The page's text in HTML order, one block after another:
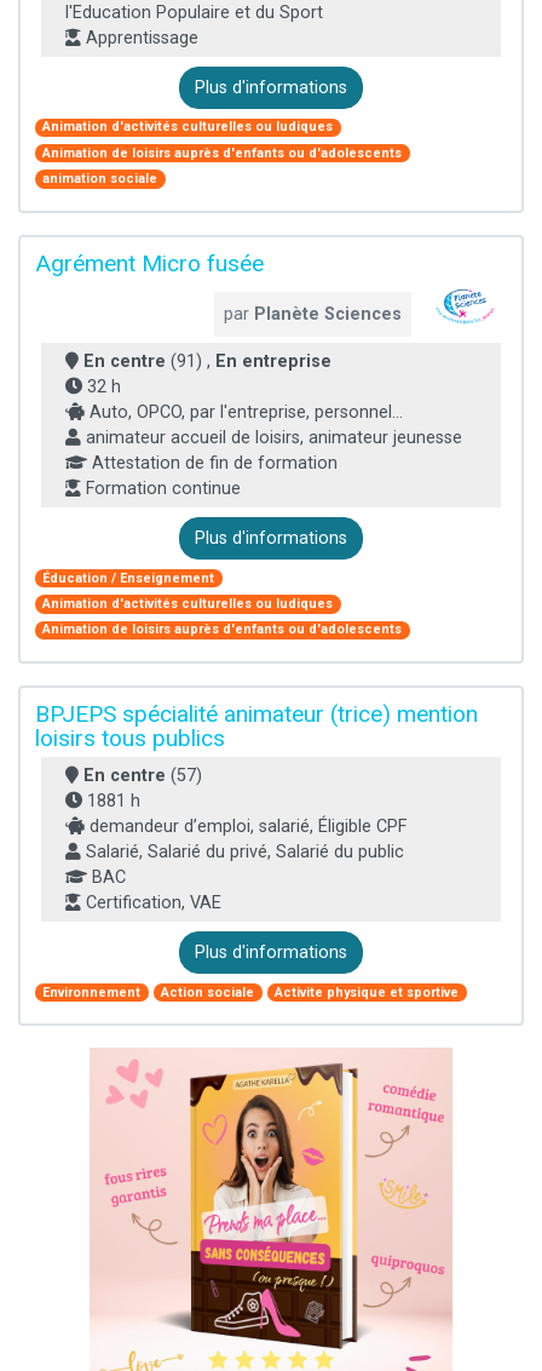
l'Education Populaire et du Sport
Apprentissage
Plus d'informations
Animation d'activités culturelles ou ludiques
Animation de loisirs auprès d'enfants ou d'adolescents
animation sociale
Agrément Micro fusée
par Planète Sciences
En centre (91) , En entreprise
32 h
Auto, OPCO, par l'entreprise, personnel...
animateur accueil de loisirs, animateur jeunesse
Attestation de fin de formation
Formation continue
Plus d'informations
Éducation / Enseignement
Animation d'activités culturelles ou ludiques
Animation de loisirs auprès d'enfants ou d'adolescents
BPJEPS spécialité animateur (trice) mention
loisirs tous publics
En centre (57)
1881 h
demandeur d’emploi, salarié, Éligible CPF
Salarié, Salarié du privé, Salarié du public
BAC
Certification, VAE
Plus d'informations
Environnement Action sociale Activite physique et sportive